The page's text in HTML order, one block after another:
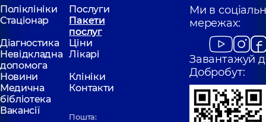
Поліклініки
Послуги
Стаціонар
Пакети
послуг
Діагностика
Ціни
Невідкладна
допомога
Лікарі
Новини
Клініки
Медична
бібліотека
Контакти
Вакансії
Пошта:
Ми в
мережах:
Завантажуй
Добробут: